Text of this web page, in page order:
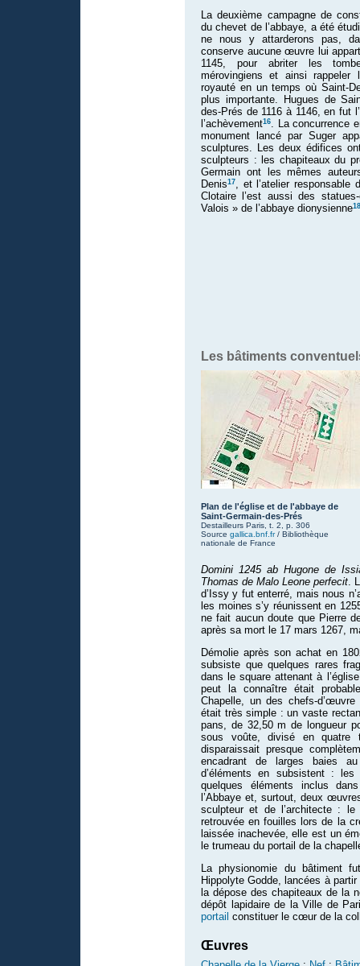
La deuxième campagne de
du chevet de l’abbaye, a été
ne nous y attarderons pas,
conserve aucune œuvre lui
1145, pour abriter les
mérovingiens et ainsi
royauté en un temps où Saint-
plus importante. Hugues de
des-Prés de 1116 à 1146, en fut
l’achèvement16. La concurrence
monument lancé par Suger
sculptures. Les deux édifices
sculpteurs : les chapiteaux du
Germain ont les mêmes
Denis17, et l’atelier responsable
Clotaire l’est aussi des
Valois » de l’abbaye dionysienne18
Les bâtiments
Plan de l'église et de l'abbaye de
Saint-Germain-des-Prés
Destailleurs Paris, t. 2, p. 306
Source gallica.bnf.fr/ Bibliothèque
nationale de France
Domini 1245 ab Hugone de
Thomas de Malo Leone perfecit
d’Issy y fut enterré, mais nous
les moines s’y réunissent en
ne fait aucun doute que Pierre
après sa mort le 17 mars 1267,
Démolie après son achat en
subsiste que quelques rares
dans le square attenant à
peut la connaître était
Chapelle, un des chefs-
était très simple : un vaste
pans, de 32,50 m de longueur
sous voûte, divisé en quatre
disparaissait presque
encadrant de larges baies
d’éléments en subsistent :
quelques éléments inclus
l’Abbaye et, surtout, deux
sculpteur et de l’architecte : le
retrouvée en fouilles lors de la
laissée inachevée, elle est un
le trumeau du portail de la
La physionomie du bâtiment
Hippolyte Godde, lancées à
la dépose des chapiteaux de la
dépôt lapidaire de la Ville de
portail constituer le cœur de la
Œuvres